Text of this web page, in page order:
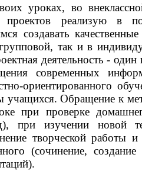
уроках, во
проектов реализую в
создавать
так и в
деятельность -
современных
ориентированного
учащихся. Обращение к
при проверке
при изучении новой
творческой работы
(сочинение,